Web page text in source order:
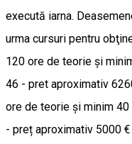
execută iarna.
urma cursuri pentru
120 ore de teorie şi
46 - pret aproximativ
ore de teorie şi minim
- preț aproximativ 5000